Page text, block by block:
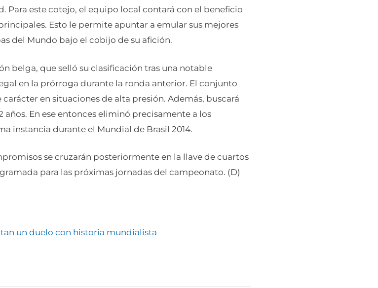
Para este cotejo, el equipo local contará con el beneficio
Esto le permite apuntar a emular sus mejores
del Mundo bajo el cobijo de su afición.
belga, que selló su clasificación tras una notable
en la prórroga durante la ronda anterior. El conjunto
en situaciones de alta presión. Además, buscará
años. En ese entonces eliminó precisamente a los
instancia durante el Mundial de Brasil 2014.
se cruzarán posteriormente en la llave de cuartos
para las próximas jornadas del campeonato. (D)
un duelo con historia mundialista